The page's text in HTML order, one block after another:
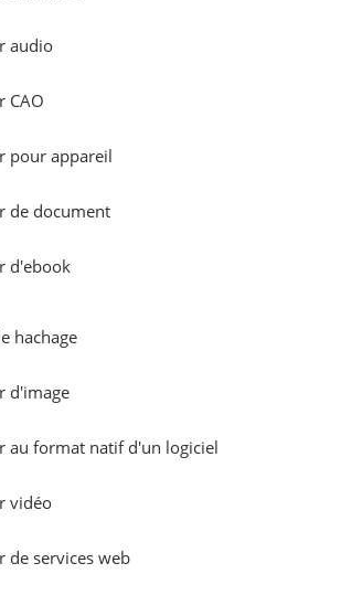
audio
CAO
pour appareil
de document
d'ebook
hachage
d'image
au format natif d'un logiciel
vidéo
de services web